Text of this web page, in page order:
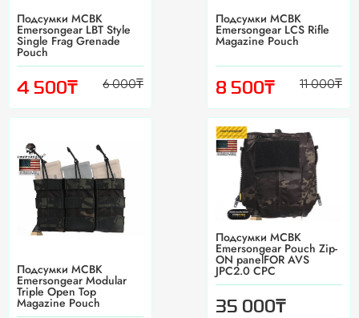
Подсумки MCBK
Emersongear LBT Style
Single Frag Grenade
Pouch
4 500₸ 6 000₸
Подсумки MCBK
Emersongear LCS Rifle
Magazine Pouch
8 500₸ 11 000₸
Подсумки MCBK
Emersongear Modular
Triple Open Top
Magazine Pouch
Подсумки MCBK
Emersongear Pouch Zip-
ON panelFOR AVS
JPC2.0 CPC
35 000₸